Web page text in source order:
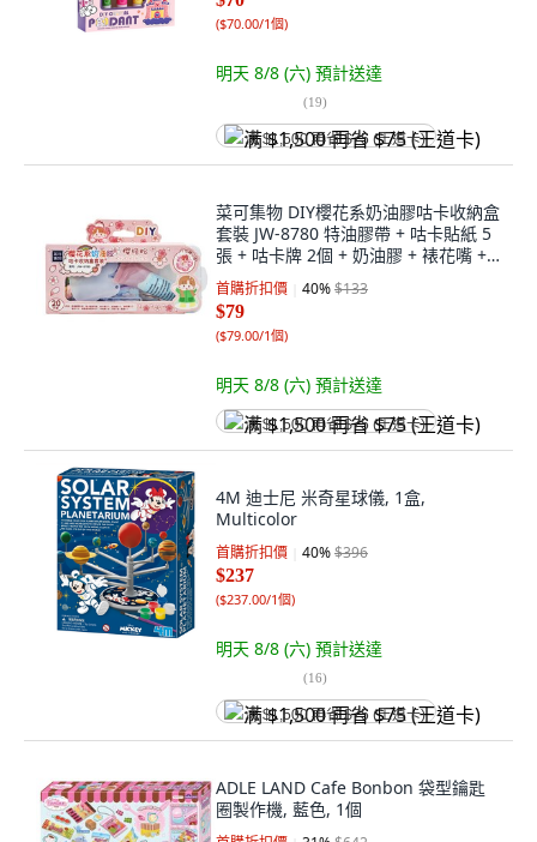
($70.00/1個)
明天 8/8 (六) 預計送達
(19)
满 $1,500 再省 $75 (王道卡)
菜可集物 DIY櫻花系奶油膠咕卡收納盒
套裝 JW-8780 特油膠帶 + 咕卡貼紙 5
張 + 咕卡牌 2個 + 奶油膠 + 裱花嘴 +
鑷子 + 樹脂裝飾配件 6個 + 中性筆 +
閃粉 + 筆盒 3歲以上, 菜小可瓔珞粉系
列, 1盒
首購折扣價 40%$133
$79
($79.00/1個)
明天 8/8 (六) 預計送達
满 $1,500 再省 $75 (王道卡)
4M 迪士尼 米奇星球儀, 1盒,
Multicolor
首購折扣價 40%$396
$237
($237.00/1個)
明天 8/8 (六) 預計送達
(16)
满 $1,500 再省 $75 (王道卡)
ADLE LAND Cafe Bonbon 袋型鑰匙
圈製作機, 藍色, 1個